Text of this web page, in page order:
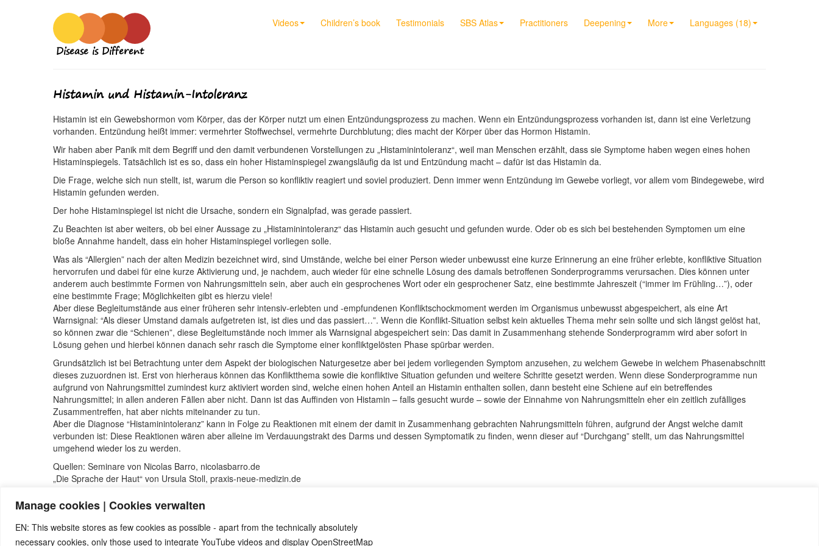
Manage cookies | Cookies verwalten
EN: This website stores as few cookies as possible - apart from the technically absolutely
necessary cookies, only those used to integrate YouTube videos and display OpenStreetMap
Videos Children’s book Testimonials SBS Atlas Practitioners Deepening More Languages (18)
Disease is Different
Histamin und Histamin-Intoleranz
Histamin ist ein Gewebshormon vom Körper, das der Körper nutzt um einen Entzündungsprozess zu machen. Wenn ein Entzündungsprozess vorhanden ist, dann ist eine Verletzung
vorhanden. Entzündung heißt immer: vermehrter Stoffwechsel, vermehrte Durchblutung; dies macht der Körper über das Hormon Histamin.
Wir haben aber Panik mit dem Begriff und den damit verbundenen Vorstellungen zu „Histaminintoleranz“, weil man Menschen erzählt, dass sie Symptome haben wegen eines hohen
Histaminspiegels. Tatsächlich ist es so, dass ein hoher Histaminspiegel zwangsläufig da ist und Entzündung macht – dafür ist das Histamin da.
Die Frage, welche sich nun stellt, ist, warum die Person so konfliktiv reagiert und soviel produziert. Denn immer wenn Entzündung im Gewebe vorliegt, vor allem vom Bindegewebe, wird
Histamin gefunden werden.
Der hohe Histaminspiegel ist nicht die Ursache, sondern ein Signalpfad, was gerade passiert.
Zu Beachten ist aber weiters, ob bei einer Aussage zu „Histaminintoleranz“ das Histamin auch gesucht und gefunden wurde. Oder ob es sich bei bestehenden Symptomen um eine
bloße Annahme handelt, dass ein hoher Histaminspiegel vorliegen solle.
Was als “Allergien” nach der alten Medizin bezeichnet wird, sind Umstände, welche bei einer Person wieder unbewusst eine kurze Erinnerung an eine früher erlebte, konfliktive Situation
hervorrufen und dabei für eine kurze Aktivierung und, je nachdem, auch wieder für eine schnelle Lösung des damals betroffenen Sonderprogramms verursachen. Dies können unter
anderem auch bestimmte Formen von Nahrungsmitteln sein, aber auch ein gesprochenes Wort oder ein gesprochener Satz, eine bestimmte Jahreszeit (“immer im Frühling…”), oder
eine bestimmte Frage; Möglichkeiten gibt es hierzu viele!
Aber diese Begleitumstände aus einer früheren sehr intensiv-erlebten und -empfundenen Konfliktschockmoment werden im Organismus unbewusst abgespeichert, als eine Art
Warnsignal: “Als dieser Umstand damals aufgetreten ist, ist dies und das passiert…”. Wenn die Konflikt-Situation selbst kein aktuelles Thema mehr sein sollte und sich längst gelöst hat,
so können zwar die “Schienen”, diese Begleitumstände noch immer als Warnsignal abgespeichert sein: Das damit in Zusammenhang stehende Sonderprogramm wird aber sofort in
Lösung gehen und hierbei können danach sehr rasch die Symptome einer konfliktgelösten Phase spürbar werden.
Grundsätzlich ist bei Betrachtung unter dem Aspekt der biologischen Naturgesetze aber bei jedem vorliegenden Symptom anzusehen, zu welchem Gewebe in welchem Phasenabschnitt
dieses zuzuordnen ist. Erst von hierheraus können das Konfliktthema sowie die konfliktive Situation gefunden und weitere Schritte gesetzt werden. Wenn diese Sonderprogramme nun
aufgrund von Nahrungsmittel zumindest kurz aktiviert worden sind, welche einen hohen Anteil an Histamin enthalten sollen, dann besteht eine Schiene auf ein betreffendes
Nahrungsmittel; in allen anderen Fällen aber nicht. Dann ist das Auffinden von Histamin – falls gesucht wurde – sowie der Einnahme von Nahrungsmitteln eher ein zeitlich zufälliges
Zusammentreffen, hat aber nichts miteinander zu tun.
Aber die Diagnose “Histaminintoleranz” kann in Folge zu Reaktionen mit einem der damit in Zusammenhang gebrachten Nahrungsmitteln führen, aufgrund der Angst welche damit
verbunden ist: Diese Reaktionen wären aber alleine im Verdauungstrakt des Darms und dessen Symptomatik zu finden, wenn dieser auf “Durchgang” stellt, um das Nahrungsmittel
umgehend wieder los zu werden.
Quellen: Seminare von Nicolas Barro, nicolasbarro.de
„Die Sprache der Haut“ von Ursula Stoll, praxis-neue-medizin.de